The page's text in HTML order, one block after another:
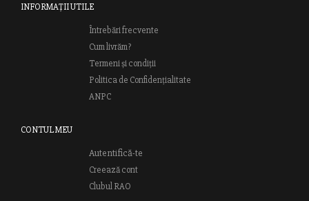
INFORMAȚII UTILE
Întrebări frecvente
Cum livrăm?
Termeni și condiții
Politica de Confidențialitate
ANPC
CONTUL MEU
Autentifică-te
Creează cont
Clubul RAO